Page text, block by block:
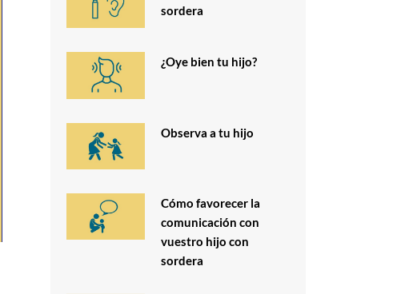
sordera
¿Oye bien tu hijo?
Observa a tu hijo
Cómo favorecer la
comunicación con
vuestro hijo con
sordera